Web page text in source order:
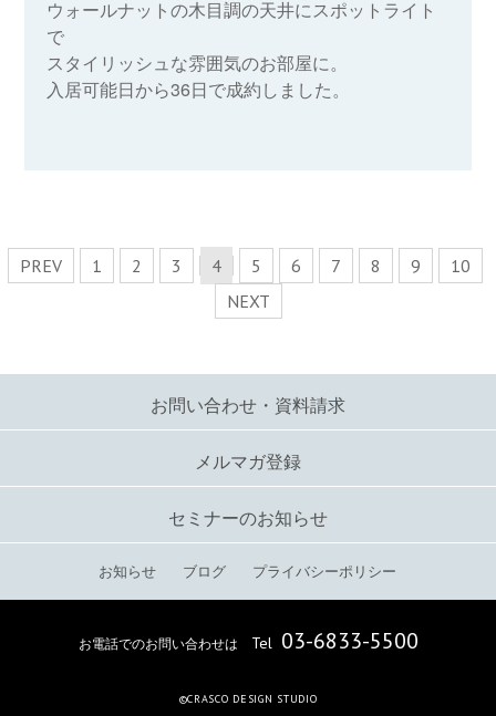
ウォールナットの木目調の天井にスポットライト
で
スタイリッシュな雰囲気のお部屋に。
入居可能日から36日で成約しました。
PREV 1 2 3 4 5 6 7 8 9
10
NEXT
お問い合わせ・資料請求
メルマガ登録
セミナーのお知らせ
お知らせ ブログ プライバシーポリシー
お電話でのお問い合わせは Tel 03-6833-5500
©CRASCO DESIGN STUDIO